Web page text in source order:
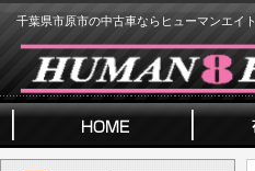
千葉県市原市の中古車ならヒューマンエイト